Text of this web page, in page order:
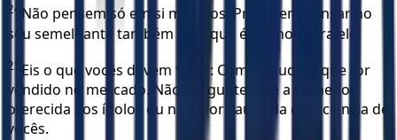
24 Não pensem só em si mesmos. Procurem pensar no
seu semelhante também e no que é melhor para ele.
25 Eis o que vocês devem fazer: Comam tudo o que for
vendido no mercado. Não perguntem se a carne foi
oferecida aos ídolos ou não, por causa da consciência de
vocês.